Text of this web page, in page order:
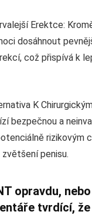
Erektce:
dosáhnout
což přispívá k
K
bezpečnou a
rizikovým
zvětšení penisu.
opravdu,
tvrdící,